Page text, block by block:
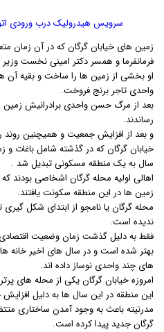
سرویس هیدرولیک درب ورودی
زمین های خیابان گرگان که در آن زمان
فرمانفرما و همسر دکتر امینی نخست
او بخشی از زمین ها را ساخت و بقیه
واحدی تاجر برنج فروخت.
بعد از مرگ حسن واحدی برادرانیش زمین
رساندند.
و بعد از افزایش جمعیت و همیچنین روند
خیابان گرگان که در گذشته شامل باغات و
سال به یک منطقه مسکونی تبدیل شد .
اهالی اولیه محله گرگان اشخاصی بودند
زمین ها در این منطقه سکونت یافتند.
محله گرگان یا نامجو از ابتدای شکل گیری
ندیده است.
فقط به دلیل گذشت زمان وضعیت
بهتر شده است و در سال های اخیر خانه
های چند واحدی نوساز داده اند.
امروزه خیابان گرگان یکی از محله های
این منطقه در این سال ها به دلیل
مدرنیته باعث به وجود آمدن ساختاری
گرگان جدید پیدا کرده است.